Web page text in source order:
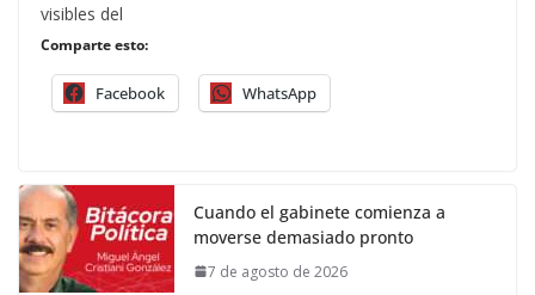
visibles del
Comparte esto:
Facebook WhatsApp
Cuando el gabinete comienza a
moverse demasiado pronto
7 de agosto de 2026